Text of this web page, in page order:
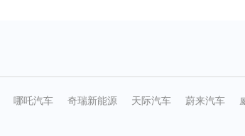
哪吒汽车 奇瑞新能源 天际汽车 蔚来汽车